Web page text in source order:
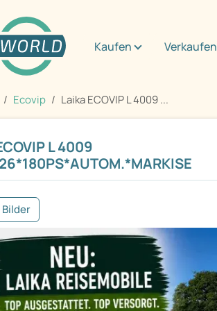
Kaufen Verkaufen
Ecovip Laika ECOVIP L 4009 ...
L 4009
Bilder